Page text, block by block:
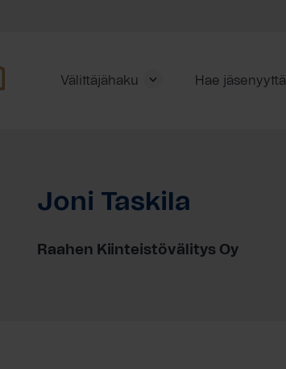
Välittäjähaku Hae jäsenyyttä
Joni Taskila
Raahen Kiinteistövälitys Oy